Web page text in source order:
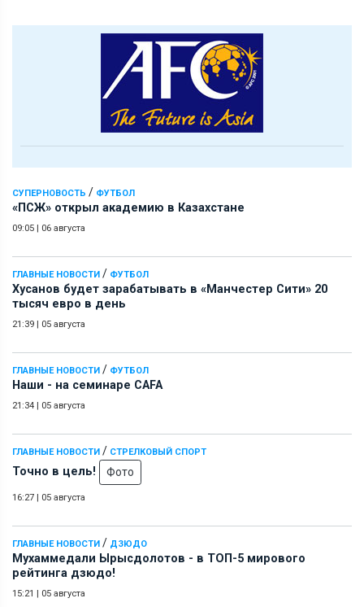
СУПЕРНОВОСТЬ / ФУТБОЛ
«ПСЖ» открыл академию в Казахстане
09:05 06 августа
ГЛАВНЫЕ НОВОСТИ / ФУТБОЛ
Хусанов будет зарабатывать в «Манчестер Сити» 20
тысяч евро в день
21:39 05 августа
ГЛАВНЫЕ НОВОСТИ / ФУТБОЛ
Наши - на семинаре СAFA
21:34 05 августа
ГЛАВНЫЕ НОВОСТИ / СТРЕЛКОВЫЙ СПОРТ
Точно в цель! Фото
16:27 05 августа
ГЛАВНЫЕ НОВОСТИ / ДЗЮДО
Мухаммедали Ырысдолотов - в ТОП-5 мирового
рейтинга дзюдо!
15:21 05 августа